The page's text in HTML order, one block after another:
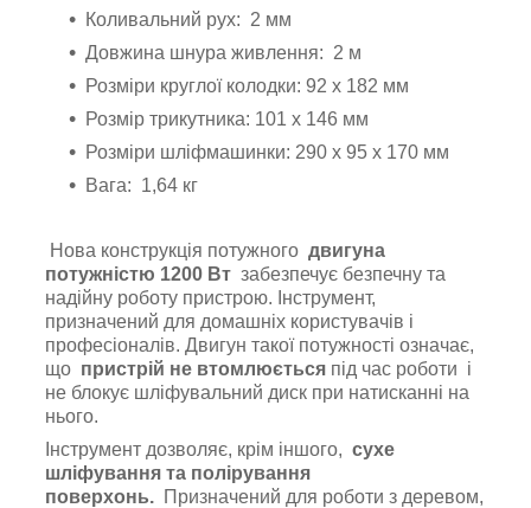
Коливальний рух: 2 мм
Довжина шнура живлення: 2 м
Розміри круглої колодки: 92 x 182 мм
Розмір трикутника: 101 x 146 мм
Розміри шліфмашинки: 290 x 95 x 170 мм
Вага: 1,64 кг
Нова конструкція потужного двигуна
потужністю 1200 Вт забезпечує безпечну та
надійну роботу пристрою. Інструмент,
призначений для домашніх користувачів і
професіоналів. Двигун такої потужності означає,
що пристрій не втомлюється під час роботи і
не блокує шліфувальний диск при натисканні на
нього.
Інструмент дозволяє, крім іншого, сухе
шліфування та полірування
поверхонь. Призначений для роботи з деревом,